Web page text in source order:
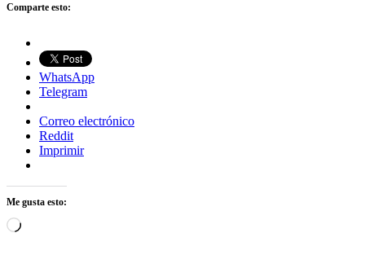
Comparte esto:
WhatsApp
Telegram
Correo electrónico
Reddit
Imprimir
Me gusta esto:
Cargando...